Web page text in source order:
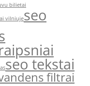
bilietai
vilniujeseo
seo tekstai
filtrai